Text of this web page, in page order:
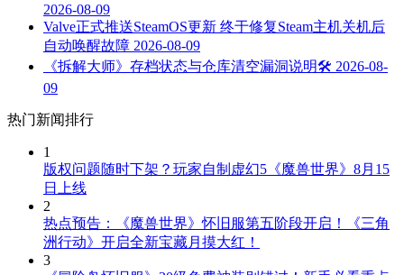
2026-08-09
Valve正式推送SteamOS更新 终于修复Steam主机关机后
自动唤醒故障 2026-08-09
《拆解大师》存档状态与仓库清空漏洞说明🛠️ 2026-08-
09
热门新闻排行
1
版权问题随时下架？玩家自制虚幻5《魔兽世界》8月15
日上线
2
热点预告：《魔兽世界》怀旧服第五阶段开启！《三角
洲行动》开启全新宝藏月摸大红！
3